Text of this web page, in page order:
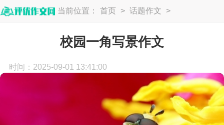
当前位置： 首页 > 话题作文 >
校园一角写景作文
时间：2025-09-01 13:41:00